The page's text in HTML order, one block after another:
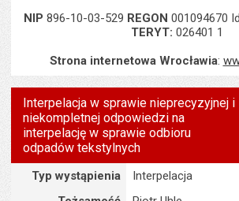
NIP 896-10-03-529 REGON 001094670
TERYT: 026401 1
Strona internetowa Wrocławia:
Interpelacja w sprawie nieprecyzyjnej i
niekompletnej odpowiedzi na
interpelację w sprawie odbioru
odpadów tekstylnych
Szczegóły
Typ wystąpienia
Interpelacja